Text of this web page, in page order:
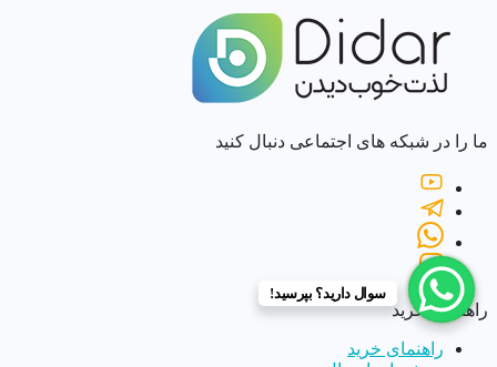
ما را در شبکه های اجتماعی دنبال کنید
راهنمای خرید
راهنمای خرید
سوال دارید؟ بپرسید!